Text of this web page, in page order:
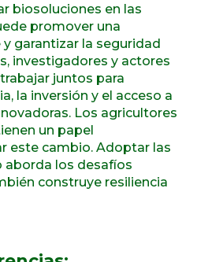
biosoluciones en las
promover una
garantizar la seguridad
investigadores y actores
juntos para
la inversión y el acceso a
Los agricultores
un papel
este cambio. Adoptar las
aborda los desafíos
construye resiliencia